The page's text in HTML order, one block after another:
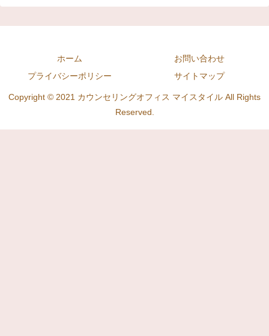
ホーム
お問い合わせ
プライバシーポリシー
サイトマップ
Copyright © 2021 カウンセリングオフィス マイスタイル All Rights
Reserved.